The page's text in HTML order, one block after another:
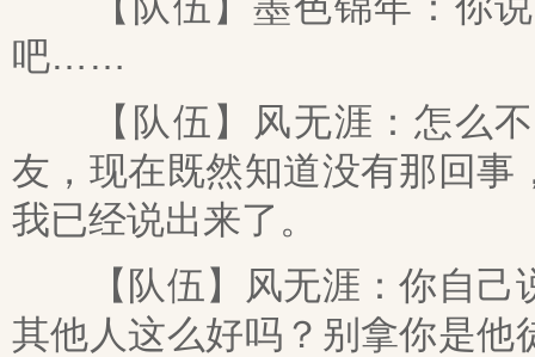
吧……
【队伍】风无涯：怎么不
友，现在既然知道没有那回
我已经说出来了。
【队伍】风无涯：你自己
其他人这么好吗？别拿你是